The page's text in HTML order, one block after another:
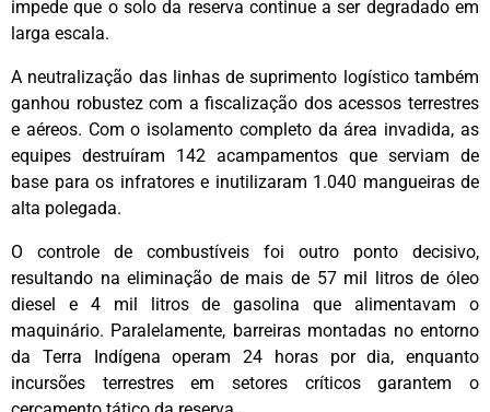
impede que o solo da reserva continue a ser degradado em
larga escala.
A neutralização das linhas de suprimento logístico também
ganhou robustez com a fiscalização dos acessos terrestres
e aéreos. Com o isolamento completo da área invadida, as
equipes destruíram 142 acampamentos que serviam de
base para os infratores e inutilizaram 1.040 mangueiras de
alta polegada.
O controle de combustíveis foi outro ponto decisivo,
resultando na eliminação de mais de 57 mil litros de óleo
diesel e 4 mil litros de gasolina que alimentavam o
maquinário. Paralelamente, barreiras montadas no entorno
da Terra Indígena operam 24 horas por dia, enquanto
incursões terrestres em setores críticos garantem o